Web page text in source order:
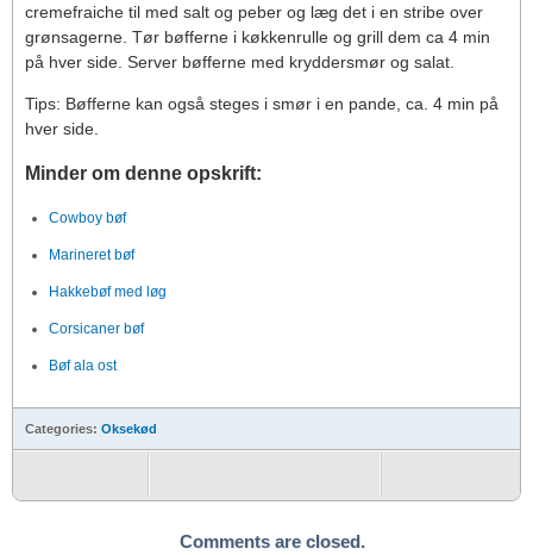
cremefraiche til med salt og peber og læg det i en stribe over
grønsagerne. Tør bøfferne i køkkenrulle og grill dem ca 4 min
på hver side. Server bøfferne med kryddersmør og salat.
Tips: Bøfferne kan også steges i smør i en pande, ca. 4 min på
hver side.
Minder om denne opskrift:
Cowboy bøf
Marineret bøf
Hakkebøf med løg
Corsicaner bøf
Bøf ala ost
Categories: Oksekød
Comments are closed.